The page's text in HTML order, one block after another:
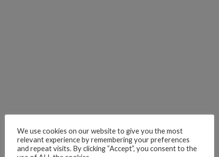
We use cookies on our website to give you the most
relevant experience by remembering your preferences
and repeat visits. By clicking “Accept”, you consent to the